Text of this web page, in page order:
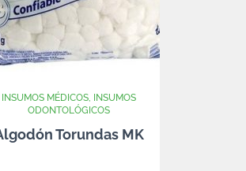
INSUMOS MÉDICOS
INSUMOS
ODONTOLÓGICOS
Torundas MK